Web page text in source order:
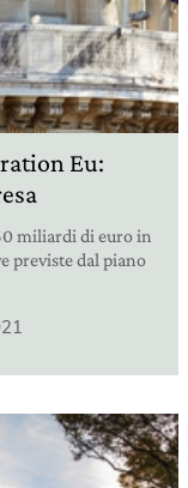
Eu:
miliardi di euro in
previste dal piano